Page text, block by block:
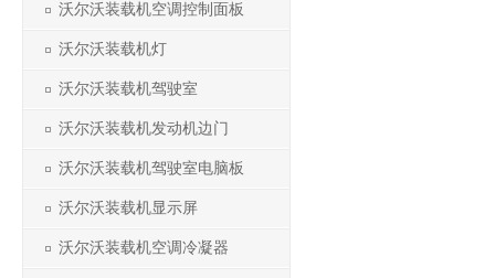
沃尔沃装载机空调控制面板
沃尔沃装载机灯
沃尔沃装载机驾驶室
沃尔沃装载机发动机边门
沃尔沃装载机驾驶室电脑板
沃尔沃装载机显示屏
沃尔沃装载机空调冷凝器